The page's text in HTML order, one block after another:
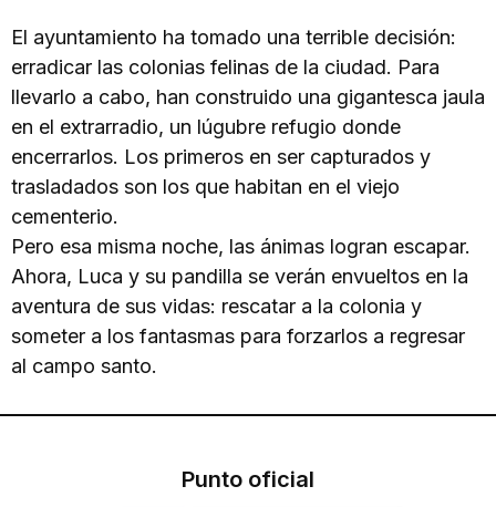
El ayuntamiento ha tomado una terrible decisión:
erradicar las colonias felinas de la ciudad. Para
llevarlo a cabo, han construido una gigantesca jaula
en el extrarradio, un lúgubre refugio donde
encerrarlos. Los primeros en ser capturados y
trasladados son los que habitan en el viejo
cementerio.
Pero esa misma noche, las ánimas logran escapar.
Ahora, Luca y su pandilla se verán envueltos en la
aventura de sus vidas: rescatar a la colonia y
someter a los fantasmas para forzarlos a regresar
al campo santo.
Punto oficial